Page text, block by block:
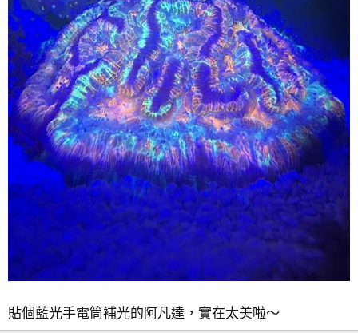
貼個藍光手電筒補光的阿凡達，實在太美啦～